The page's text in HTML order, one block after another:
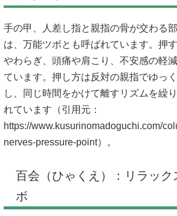
手の甲、人差し指と親指の骨が交わる
は、万能ツボとも呼ばれています。押
やわらぎ、頭痛や肩こり、不安感の軽
ています。押し方は反対の親指でゆっ
し、同じ時間をかけて離すリズムを繰
れています（引用元：
https://www.kusurinomadoguchi.com/
nerves-pressure-point）。
百会（ひゃくえ）：リラック
ボ